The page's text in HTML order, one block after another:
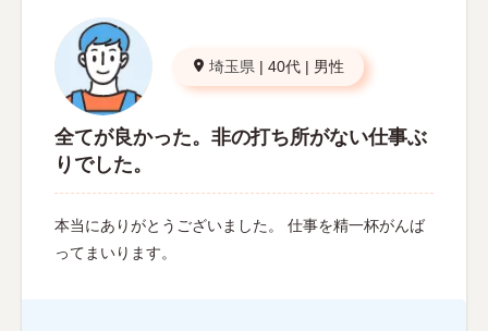
埼玉県 | 40代 | 男性
全てが良かった。非の打ち所がない仕事ぶ
りでした。
本当にありがとうございました。 仕事を精一杯がんば
ってまいります。